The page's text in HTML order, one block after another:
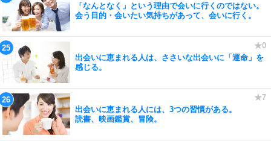
「なんとなく」という理由で会いに行くのではない。
会う目的・会いたい気持ちがあって、会いに行く。
出会いに恵まれる人は、ささいな出会いに「運命」を
感じる。
出会いに恵まれる人には、3つの習慣がある。
読書、映画鑑賞、冒険。